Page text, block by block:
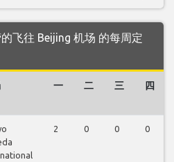
飞往 Beijing 机场 的每周定
一 二 三 四
2 0 0 0